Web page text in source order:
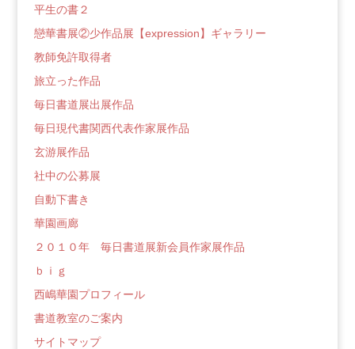
平生の書２
戀華書展②少作品展【expression】ギャラリー
教師免許取得者
旅立った作品
毎日書道展出展作品
毎日現代書関西代表作家展作品
玄游展作品
社中の公募展
自動下書き
華園画廊
２０１０年 毎日書道展新会員作家展作品
ｂｉｇ
西嶋華園プロフィール
書道教室のご案内
サイトマップ